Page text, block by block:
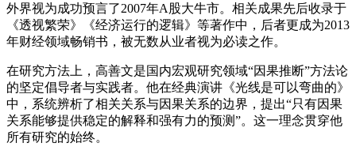
外界视为成功预言了2007年A股大牛市。相关成果先后收录于
《透视繁荣》《经济运行的逻辑》等著作中，后者更成为2013
年财经领域畅销书，被无数从业者视为必读之作。
在研究方法上，高善文是国内宏观研究领域“因果推断”方法论
的坚定倡导者与实践者。他在经典演讲《光线是可以弯曲的》
中，系统辨析了相关关系与因果关系的边界，提出“只有因果
关系能够提供稳定的解释和强有力的预测”。这一理念贯穿他
所有研究的始终。